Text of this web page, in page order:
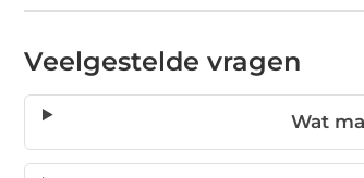
Veelgestelde vragen
Wat